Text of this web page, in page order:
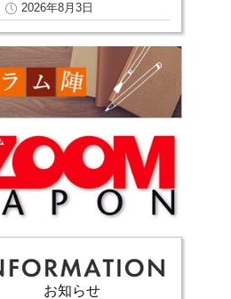
2026年8月3日
お知らせ